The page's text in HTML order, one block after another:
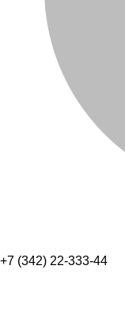
+7 (342) 22-333-44